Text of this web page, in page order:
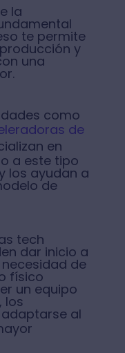
la
te permite
y
una
como
de
en
a este tipo
los ayudan a
de
tech
dar inicio a
de
físico
un equipo
los
al